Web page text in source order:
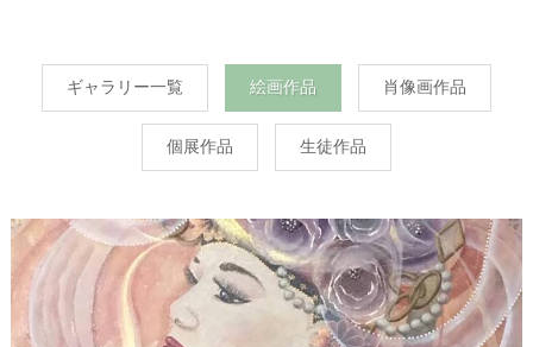
ギャラリー一覧 絵画作品 肖像画作品
個展作品 生徒作品